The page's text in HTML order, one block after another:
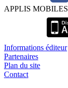
APPLIS MOBILES
Informations éditeur
Partenaires
Plan du site
Contact